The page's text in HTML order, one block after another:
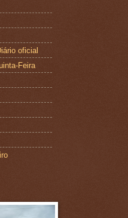
oficial
Feira